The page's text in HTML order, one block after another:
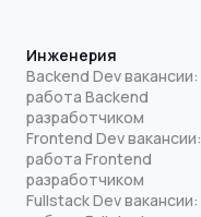
Инженерия
Backend Dev вакансии:
работа Backend
разработчиком
Frontend Dev вакансии:
работа Frontend
разработчиком
Fullstack Dev вакансии: